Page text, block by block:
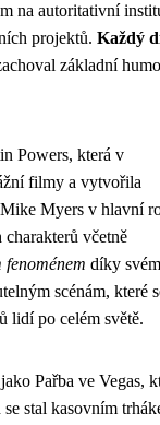
na autoritativní
projektů. Každý
základní
Powers, která v
filmy a vytvořila
Myers v hlavní
včetně
díky
scénám, které
lidí po celém světě.
Pařba ve Vegas,
stal kasovním